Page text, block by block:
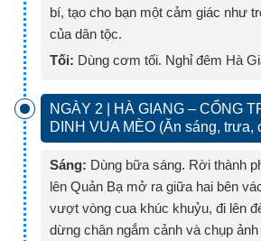
bí, tạo cho bạn một cảm giác như
của dân tộc.
Tối: Dùng cơm tối. Nghỉ đêm Hà
NGÀY 2 | HÀ GIANG – CỔNG
DINH VUA MÈO (Ăn sáng, trưa,
Sáng: Dùng bữa sáng. Rời thành
lên Quản Bạ mở ra giữa hai bên
vượt vòng cua khúc khuỷu, đi lên
dừng chân ngắm cảnh và chụp